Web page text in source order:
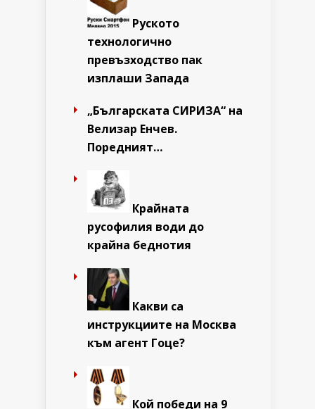
Руското
технологично
превъзходство пак
изплаши Запада
„Българската СИРИЗА“ на
Велизар Енчев.
Поредният…
Крайната
русофилия води до
крайна беднотия
Какви са
инструкциите на Москва
към агент Гоце?
Кой победи на 9